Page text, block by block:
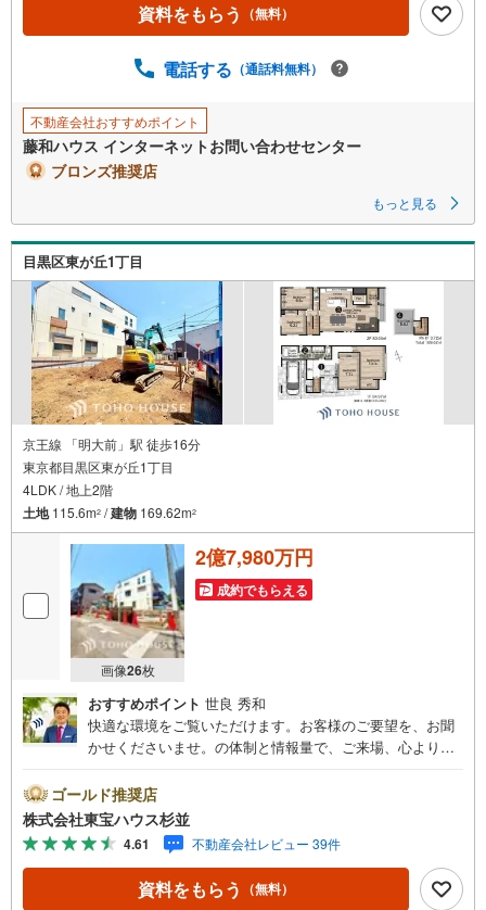
資料をもらう （無料）
電話する （通話料無料）
不動産会社おすすめポイント
藤和ハウス インターネットお問い合わせセンター
ブロンズ推奨店
もっと見る
目黒区東が丘1丁目
京王線 「明大前」駅 徒歩16分
東京都目黒区東が丘1丁目
4LDK / 地上2階
土地115.6m2 /建物 169.62m2
画像26枚
2億7,980万円
成約でもらえる
おすすめポイント 世良 秀和
快適な環境をご覧いただけます。お客様のご要望を、お聞
かせくださいませ。の体制と情報量で、ご来場、心よりお
「未来カレンダー」のご提案。・ 未来に起こるであろうご
自宅リフォームをオンライン上でご提案「ミラカレクラ
ブ」。・ 不動産売却時、ご自宅を綺麗にかつ瀟洒にさせる
CG加工ホームステイジングサービス。・ 購入者様へ、税
理士による確定申告の無料セミナーをご招待いたします。
◆ご予約に際して◆日時のご希望をお伝えください。（も
ゴールド推奨店
株式会社東宝ハウス杉並
4.61 不動産会社レビュー 39件
資料をもらう （無料）